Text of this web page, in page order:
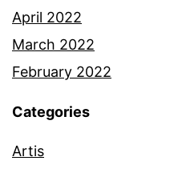
n
April 2022
March 2022
February 2022
Categories
Artis